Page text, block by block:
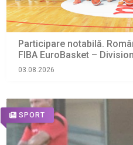
Participare notabilă.
FIBA EuroBasket –
03.08.2026
SPORT